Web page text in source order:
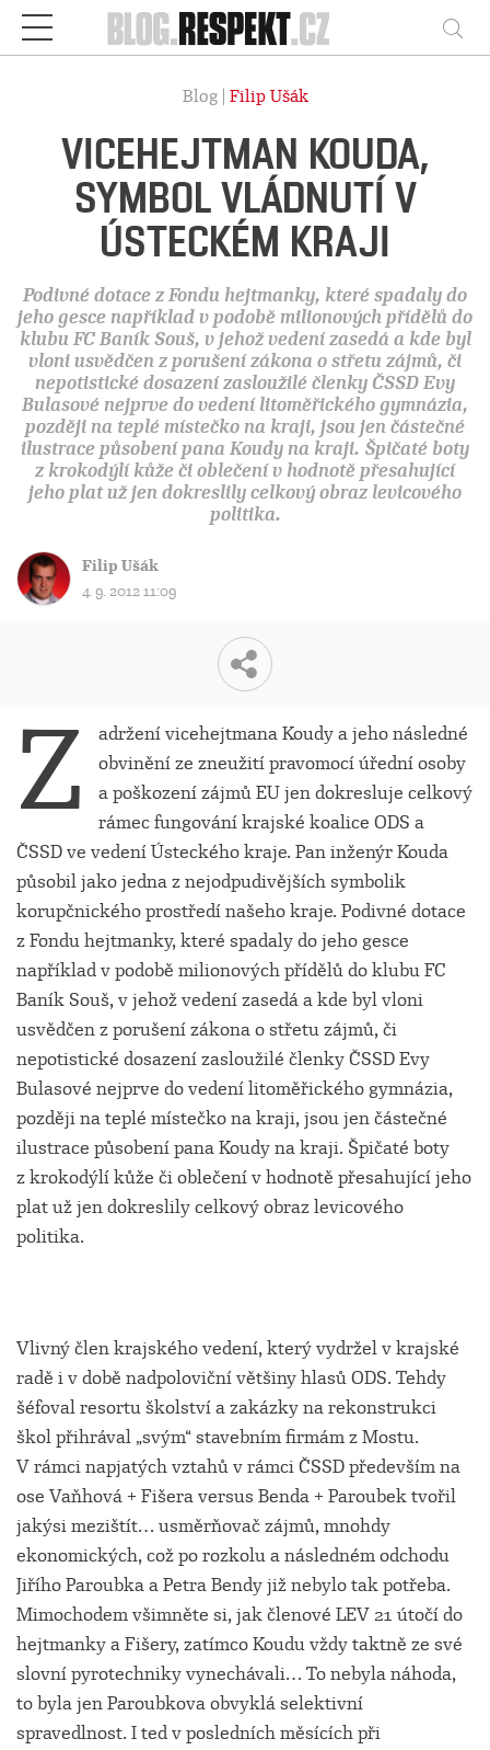
Respekt
Blog | Filip Ušák
VICEHEJTMAN KOUDA,
SYMBOL VLÁDNUTÍ V
ÚSTECKÉM KRAJI
Podivné dotace z Fondu hejtmanky, které spadaly do
jeho gesce například v podobě milionových přídělů do
klubu FC Baník Souš, v jehož vedení zasedá a kde byl
vloni usvědčen z porušení zákona o střetu zájmů, či
nepotistické dosazení zasloužilé členky ČSSD Evy
Bulasové nejprve do vedení litoměřického gymnázia,
později na teplé místečko na kraji, jsou jen částečné
ilustrace působení pana Koudy na kraji. Špičaté boty
z krokodýlí kůže či oblečení v hodnotě přesahující
jeho plat už jen dokreslily celkový obraz levicového
politika.
Filip Ušák
4. 9. 2012 11:09
Z
adržení vicehejtmana Koudy a jeho následné
obvinění ze zneužití pravomocí úřední osoby
a poškození zájmů EU jen dokresluje celkový
rámec fungování krajské koalice ODS a
ČSSD ve vedení Ústeckého kraje. Pan inženýr Kouda
působil jako jedna z nejodpudivějších symbolik
korupčnického prostředí našeho kraje. Podivné dotace
z Fondu hejtmanky, které spadaly do jeho gesce
například v podobě milionových přídělů do klubu FC
Baník Souš, v jehož vedení zasedá a kde byl vloni
usvědčen z porušení zákona o střetu zájmů, či
nepotistické dosazení zasloužilé členky ČSSD Evy
Bulasové nejprve do vedení litoměřického gymnázia,
později na teplé místečko na kraji, jsou jen částečné
ilustrace působení pana Koudy na kraji. Špičaté boty
z krokodýlí kůže či oblečení v hodnotě přesahující jeho
plat už jen dokreslily celkový obraz levicového
politika.
Vlivný člen krajského vedení, který vydržel v krajské
radě i v době nadpoloviční většiny hlasů ODS. Tehdy
šéfoval resortu školství a zakázky na rekonstrukci
škol přihrával „svým“ stavebním firmám z Mostu.
V rámci napjatých vztahů v rámci ČSSD především na
ose Vaňhová + Fišera versus Benda + Paroubek tvořil
jakýsi mezištít… usměrňovač zájmů, mnohdy
ekonomických, což po rozkolu a následném odchodu
Jiřího Paroubka a Petra Bendy již nebylo tak potřeba.
Mimochodem všimněte si, jak členové LEV 21 útočí do
hejtmanky a Fišery, zatímco Koudu vždy taktně ze své
slovní pyrotechniky vynechávali… To nebyla náhoda,
to byla jen Paroubkova obvyklá selektivní
spravedlnost. I ted v posledních měsících při